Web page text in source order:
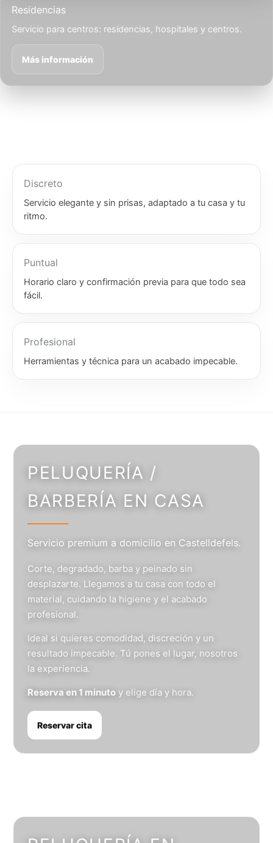
Residencias
Servicio para centros: residencias, hospitales y centros.
Más información
Discreto
Servicio elegante y sin prisas, adaptado a tu casa y tu
ritmo.
Puntual
Horario claro y confirmación previa para que todo sea
fácil.
Profesional
Herramientas y técnica para un acabado impecable.
PELUQUERÍA /
BARBERÍA EN CASA
Servicio premium a domicilio en Castelldefels.
Corte, degradado, barba y peinado sin
desplazarte. Llegamos a tu casa con todo el
material, cuidando la higiene y el acabado
profesional.
Ideal si quieres comodidad, discreción y un
resultado impecable. Tú pones el lugar, nosotros
la experiencia.
Reserva en 1 minuto y elige día y hora.
Reservar cita